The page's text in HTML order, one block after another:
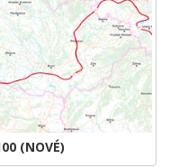
(NOVÉ)